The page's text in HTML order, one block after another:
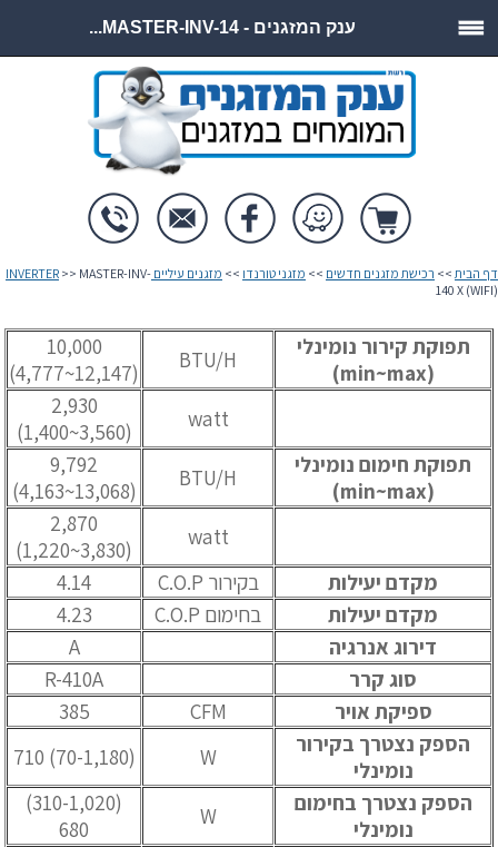
ענק המזגנים - MASTER-INV-14...
דף הבית >> רכישת מזגנים חדשים >> מזגני טורנדו >> מזגנים עיליים INVERTER >> MASTER-INV-
140 X (WIFI)
תפוקת קירור נומינלי
(min~max)
BTU/H
10,000
(12,147~4,777)
watt
2,930
(3,560~1,400)
תפוקת חימום נומינלי
(min~max)
BTU/H
9,792
(13,068~4,163)
watt
2,870
(3,830~1,220)
מקדם יעילות
בקירור C.O.P
4.14
מקדם יעילות
בחימום C.O.P
4.23
דירוג אנרגיה
A
סוג קרר
R-410A
ספיקת אויר
CFM
385
הספק נצטרך בקירור
נומינלי
W
(70-1,180) 710
הספק נצטרך בחימום
נומינלי
W
(310-1,020)
680